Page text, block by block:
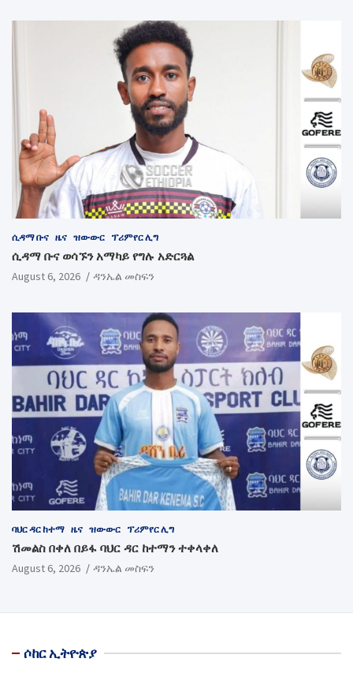
ሲዳማ ቡና ዜና ዝውውር ፕሪምየር ሊግ
ሲዳማ ቡና ወሳኙን አማካይ የግሉ አድርጓል
August 6, 2026 ዳንኤል መስፍን
ባህር ዳር ከተማ ዜና ዝውውር ፕሪምየር ሊግ
ሽመልስ በቀለ በይፋ ባህር ዳር ከተማን ተቀላቀለ
August 6, 2026 ዳንኤል መስፍን
ሶከር ኢትዮጵያ